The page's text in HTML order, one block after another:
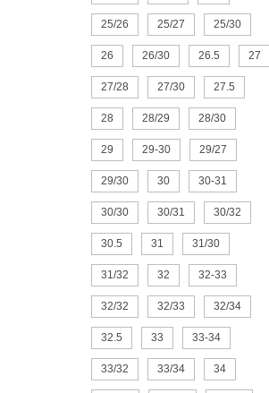
25/26 25/27 25/30
26 26/30 26.5 27
27/28 27/30 27.5
28 28/29 28/30
29 29-30 29/27
29/30 30 30-31
30/30 30/31 30/32
30.5 31 31/30
31/32 32 32-33
32/32 32/33 32/34
32.5 33 33-34
33/32 33/34 34